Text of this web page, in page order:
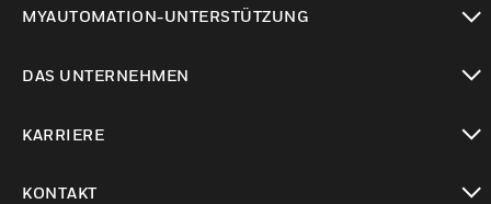
MYAUTOMATION-UNTERSTÜTZUNG
DAS UNTERNEHMEN
KARRIERE
KONTAKT